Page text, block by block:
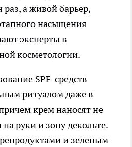
а живой барьер,
насыщения
эксперты в
косметологии.
SPF-средств
ритуалом даже в
крем наносят не
руки и зону декольте.
и зеленым